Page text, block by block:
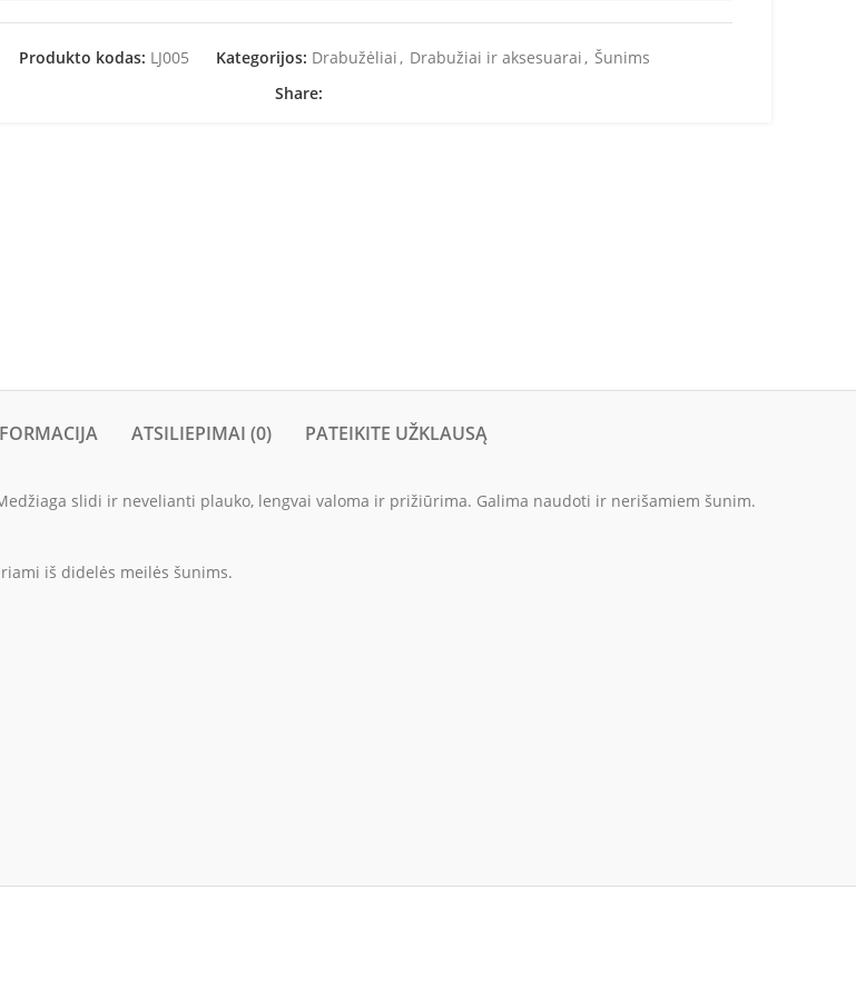
Produkto kodas: LJ005 Kategorijos: Drabužėliai , Drabužiai ir aksesuarai , Šunims
Share:
ATSILIEPIMAI (0) PATEIKITE UŽKLAUSĄ
slidi ir nevelianti plauko, lengvai valoma ir prižiūrima. Galima naudoti ir nerišamiem šunim.
iš didelės meilės šunims.